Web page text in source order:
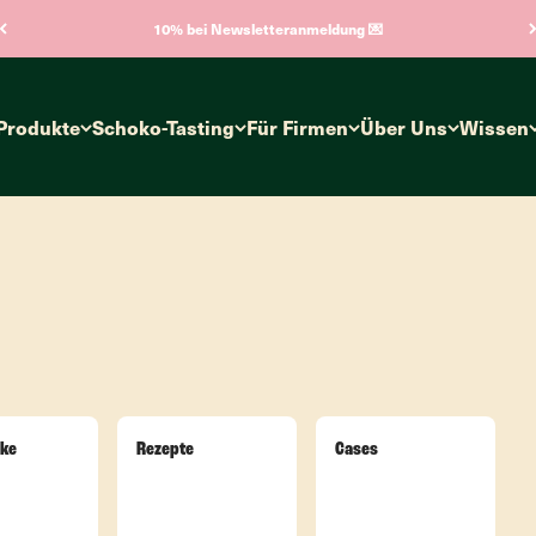
10% bei Newsletteranmeldung 💌
Schoko-Tasting Für Firmen Über Uns Wissen
Rezepte Cases